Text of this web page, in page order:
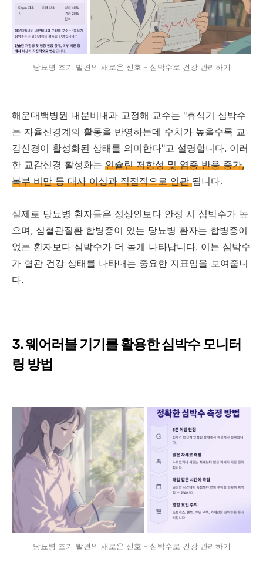
당뇨병 조기 발견의 새로운 신호 - 심박수로 건강 관리하기
해운대백병원 내분비내과 고정해 교수는 "휴식기 심박수
는 자율신경계의 활동을 반영하는데 수치가 높을수록 교
감신경이 활성화된 상태를 의미한다"고 설명합니다. 이러
한 교감신경 활성화는 인슐린 저항성 및 염증 반응 증가,
복부 비만 등 대사 이상과 직접적으로 연관됩니다.
실제로 당뇨병 환자들은 정상인보다 안정 시 심박수가 높
으며, 심혈관질환 합병증이 있는 당뇨병 환자는 합병증이
없는 환자보다 심박수가 더 높게 나타납니다. 이는 심박수
가 혈관 건강 상태를 나타내는 중요한 지표임을 보여줍니
다.
3. 웨어러블 기기를 활용한 심박수 모니터
링 방법
당뇨병 조기 발견의 새로운 신호 - 심박수로 건강 관리하기